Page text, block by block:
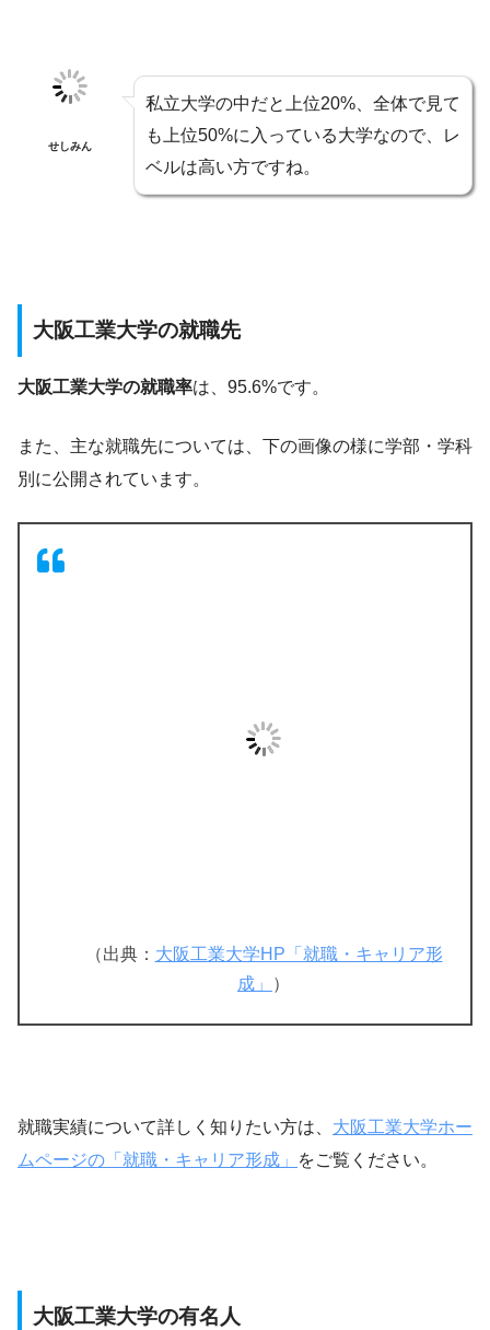
せしみん
私立大学の中だと上位20%、全体で見て
も上位50%に入っている大学なので、レ
ベルは高い方ですね。
大阪工業大学の就職先
大阪工業大学の就職率は、95.6%です。
また、主な就職先については、下の画像の様に学部・学科
別に公開されています。
（出典： 大阪工業大学HP「就職・キャリア形
成」
）
就職実績について詳しく知りたい方は、 大阪工業大学ホー
ムページの「就職・キャリア形成」
をご覧ください。
大阪工業大学の有名人